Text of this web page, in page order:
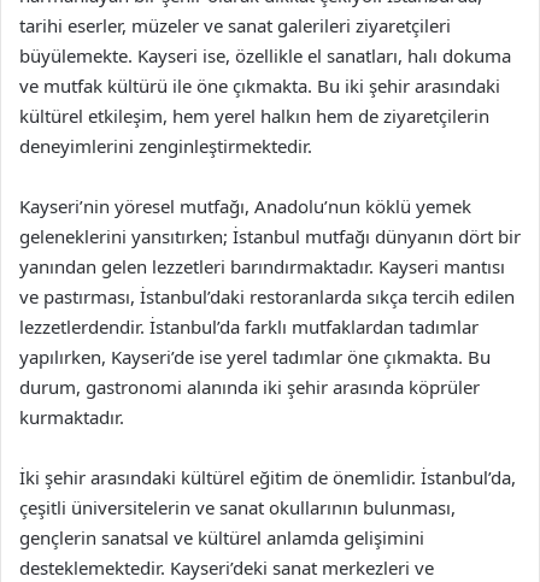
tarihi eserler, müzeler ve sanat galerileri ziyaretçileri
büyülemekte. Kayseri ise, özellikle el sanatları, halı dokuma
ve mutfak kültürü ile öne çıkmakta. Bu iki şehir arasındaki
kültürel etkileşim, hem yerel halkın hem de ziyaretçilerin
deneyimlerini zenginleştirmektedir.
Kayseri’nin yöresel mutfağı, Anadolu’nun köklü yemek
geleneklerini yansıtırken; İstanbul mutfağı dünyanın dört bir
yanından gelen lezzetleri barındırmaktadır. Kayseri mantısı
ve pastırması, İstanbul’daki restoranlarda sıkça tercih edilen
lezzetlerdendir. İstanbul’da farklı mutfaklardan tadımlar
yapılırken, Kayseri’de ise yerel tadımlar öne çıkmakta. Bu
durum, gastronomi alanında iki şehir arasında köprüler
kurmaktadır.
İki şehir arasındaki kültürel eğitim de önemlidir. İstanbul’da,
çeşitli üniversitelerin ve sanat okullarının bulunması,
gençlerin sanatsal ve kültürel anlamda gelişimini
desteklemektedir. Kayseri’deki sanat merkezleri ve